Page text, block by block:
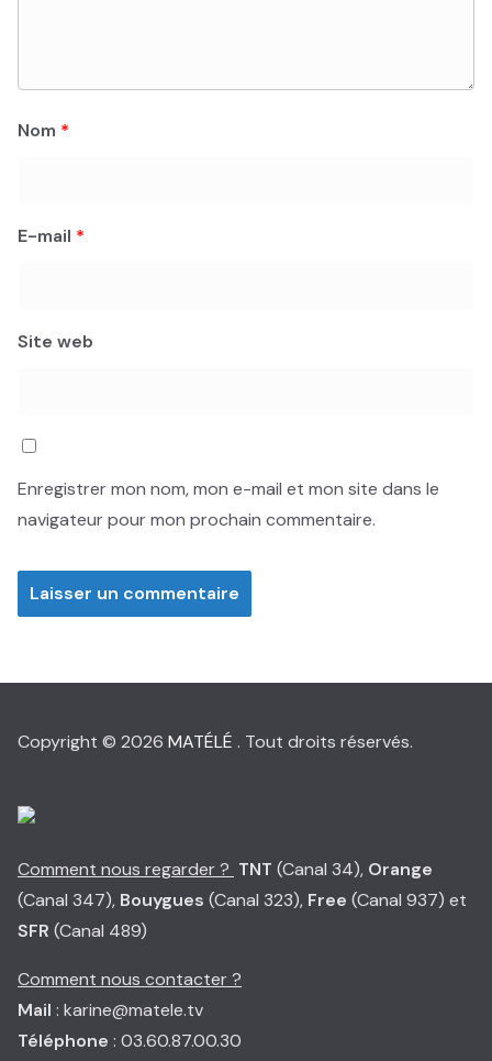
Nom *
E-mail *
Site web
Enregistrer mon nom, mon e-mail et mon site dans le
navigateur pour mon prochain commentaire.
Copyright © 2026 MATÉLÉ . Tout droits réservés.
Comment nous regarder ? TNT (Canal 34), Orange
(Canal 347), Bouygues (Canal 323), Free (Canal 937) et
SFR (Canal 489)
Comment nous contacter ?
Mail : karine@matele.tv
Téléphone : 03.60.87.00.30